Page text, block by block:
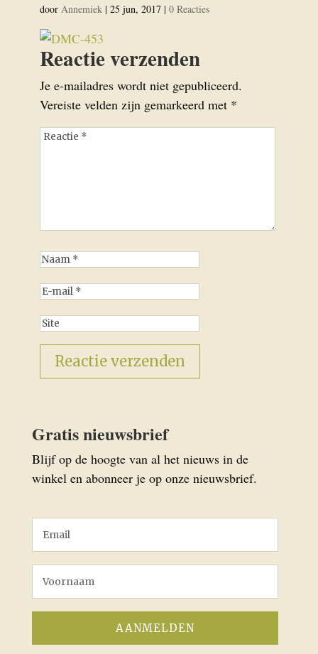
door Annemiek| 25 jun, 2017| 0 Reacties
Reactie verzenden
Je e-mailadres wordt niet gepubliceerd.
Vereiste velden zijn gemarkeerd met *
Gratis nieuwsbrief
Blijf op de hoogte van al het nieuws in de
winkel en abonneer je op onze nieuwsbrief.